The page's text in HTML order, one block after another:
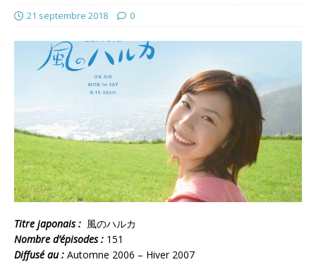
21 septembre 2018 0
Titre japonais : 風のハルカ
Nombre d’épisodes : 151
Diffusé au : Automne 2006 – Hiver 2007